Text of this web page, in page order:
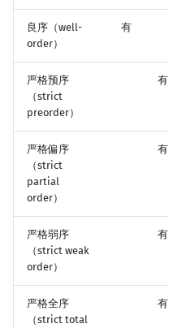
良序（well-
order）
有
严格预序
（strict
preorder）
有
严格偏序
（strict
partial
order）
有
严格弱序
（strict weak
order）
有
严格全序
（strict total
有